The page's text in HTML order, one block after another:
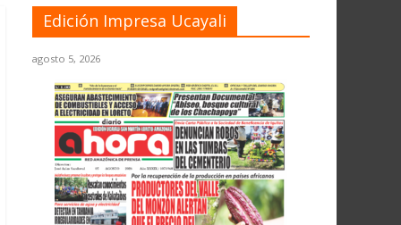
Edición Impresa Ucayali
agosto 5, 2026